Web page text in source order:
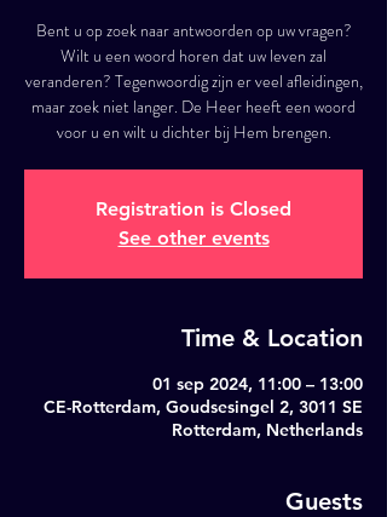
Bent u op zoek naar antwoorden op uw vragen?
Wilt u een woord horen dat uw leven zal
veranderen? Tegenwoordig zijn er veel afleidingen,
maar zoek niet langer. De Heer heeft een woord
voor u en wilt u dichter bij Hem brengen.
Registration is Closed
See other events
Time & Location
01 sep 2024, 11:00 – 13:00
CE-Rotterdam, Goudsesingel 2, 3011 SE
Rotterdam, Netherlands
Guests